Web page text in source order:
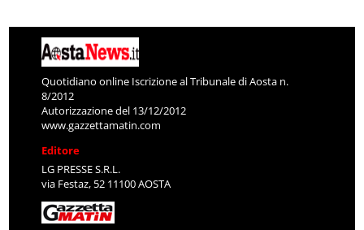
Quotidiano online Iscrizione al Tribunale di Aosta n.
8/2012
Autorizzazione del 13/12/2012
www.gazzettamatin.com
Editore
LG PRESSE S.R.L.
via Festaz, 52 11100 AOSTA